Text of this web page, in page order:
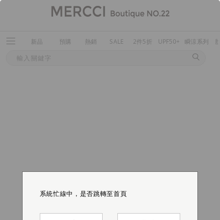
新品 預購 熱銷 SALE 2件5折 UPF50+ 瞬涼系列
系統忙線中，是否跳轉至首頁
系統忙線中，是否跳轉至首頁
系統忙線中，是否跳轉至首頁
系統忙線中，是否跳轉至首頁
系統忙線中，是否跳轉至首頁